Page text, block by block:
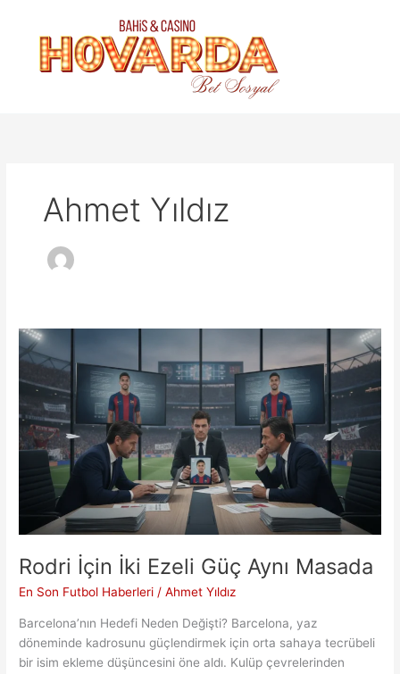
Ahmet Yıldız
Rodri İçin İki Ezeli Güç Aynı Masada
En Son Futbol Haberleri /Ahmet Yıldız
Barcelona’nın Hedefi Neden Değişti? Barcelona, yaz
döneminde kadrosunu güçlendirmek için orta sahaya tecrübeli
bir isim ekleme düşüncesini öne aldı. Kulüp çevrelerinden